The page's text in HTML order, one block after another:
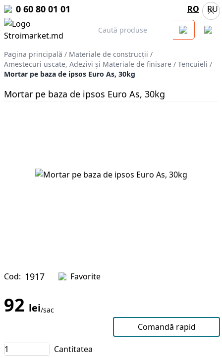
0 60 80 01 01 RO RU
Pagina principală / Materiale de construcții /
Amestecuri uscate, Adezivi şi Materiale de finisare / Tencuieli /
Mortar pe baza de ipsos Euro As, 30kg
Mortar pe baza de ipsos Euro As, 30kg
Cod: 1917 Favorite
92 lei/sac
Comandă rapid
Cantitatea